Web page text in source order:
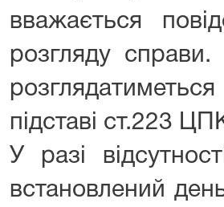
вважається
розгляду справи.
підставі ст.223
У разі
встановлений